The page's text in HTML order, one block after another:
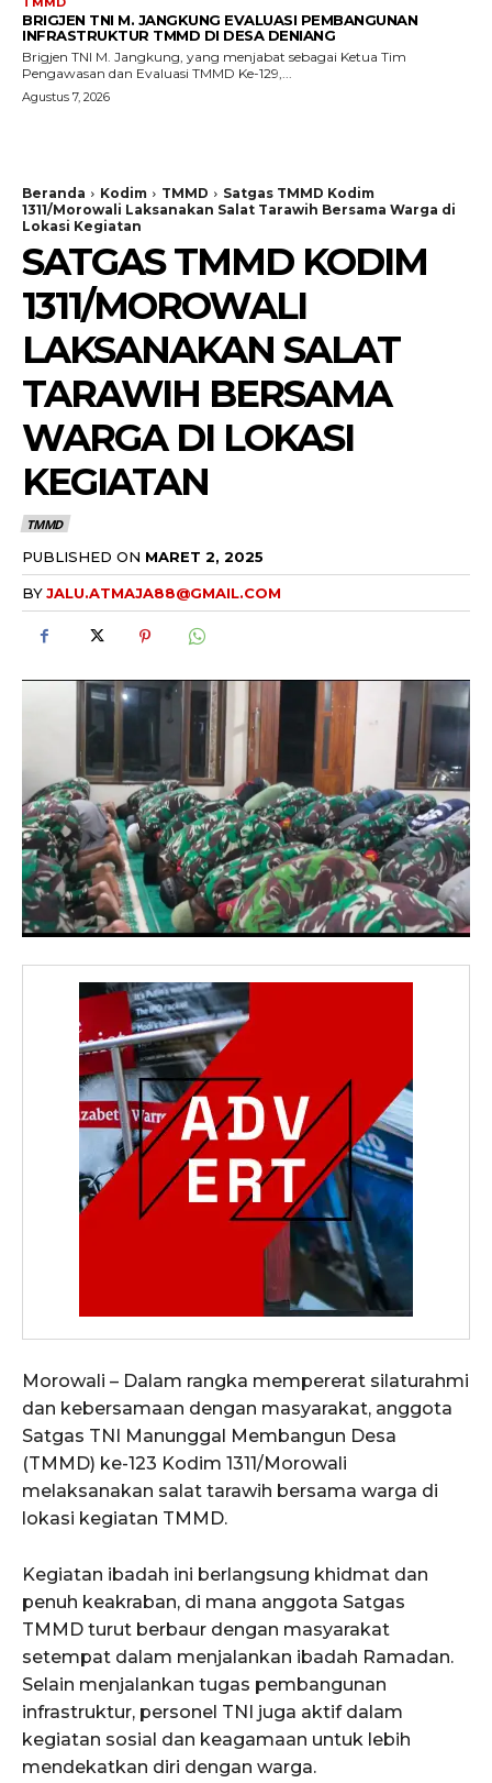
BRIGJEN TNI M. JANGKUNG EVALUASI PEMBANGUNAN
INFRASTRUKTUR TMMD DI DESA DENIANG
Brigjen TNI M. Jangkung, yang menjabat sebagai Ketua Tim
Pengawasan dan Evaluasi TMMD Ke-129,...
Agustus 7, 2026